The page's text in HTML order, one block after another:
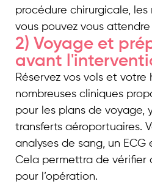
procédure chirurgicale, les
vous pouvez vous
2) Voyage et
avant
Réservez vos vols et
nombreuses cliniques
pour les plans de voyage,
transferts aéroportuaires.
analyses de sang, un ECG
Cela permettra de vérifier
pour l’opération.